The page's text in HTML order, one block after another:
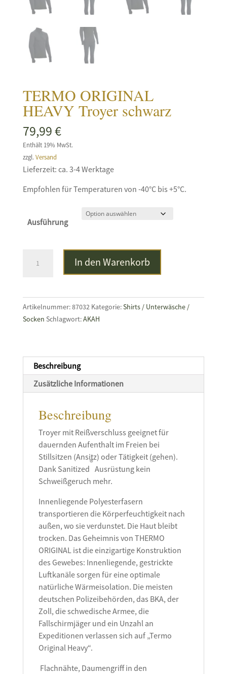
TERMO ORIGINAL
HEAVY Troyer schwarz
79,99€
Enthält 19% MwSt.
zzgl. Versand
Lieferzeit: ca. 3-4 Werktage
Empfohlen für Temperaturen von -40°C bis +5°C.
Ausführung
ORIGINAL
schwarz
Menge
In den Warenkorb
Artikelnummer:87032 Kategorie:Shirts / Unterwäsche /
Socken Schlagwort:AKAH
Beschreibung
Zusätzliche Informationen
Beschreibung
Troyer mit Reißverschluss geeignet für
dauernden Aufenthalt im Freien bei
Stillsitzen (Ansitz) oder Tätigkeit (gehen).
Dank Sanitized
®
Ausrüstung kein
Schweißgeruch mehr.
Innenliegende Polyesterfasern
transportieren die Körperfeuchtigkeit nach
außen, wo sie verdunstet. Die Haut bleibt
trocken. Das Geheimnis von THERMO
ORIGINAL ist die einzigartige Konstruktion
des Gewebes: Innenliegende, gestrickte
Luftkanäle sorgen für eine optimale
natürliche Wärmeisolation. Die meisten
deutschen Polizeibehörden, das BKA, der
Zoll, die schwedische Armee, die
Fallschirmjäger und ein Unzahl an
Expeditionen verlassen sich auf „Termo
Original Heavy“.
Flachnähte, Daumengriff in den